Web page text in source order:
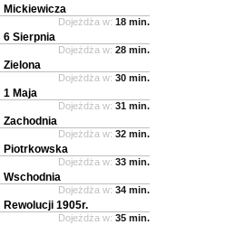
Mickiewicza
Dojeżdża w: 18 min.
6 Sierpnia
Dojeżdża w: 28 min.
Zielona
Dojeżdża w: 30 min.
1 Maja
Dojeżdża w: 31 min.
Zachodnia
Dojeżdża w: 32 min.
Piotrkowska
Dojeżdża w: 33 min.
Wschodnia
Dojeżdża w: 34 min.
Rewolucji 1905r.
Dojeżdża w: 35 min.